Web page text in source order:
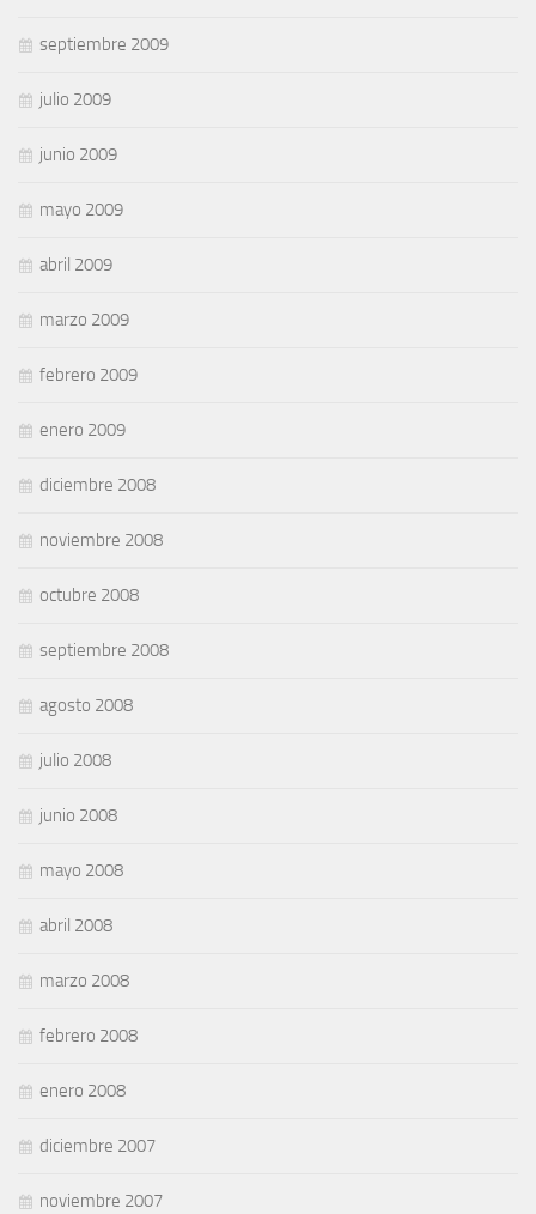
septiembre 2009
julio 2009
junio 2009
mayo 2009
abril 2009
marzo 2009
febrero 2009
enero 2009
diciembre 2008
noviembre 2008
octubre 2008
septiembre 2008
agosto 2008
julio 2008
junio 2008
mayo 2008
abril 2008
marzo 2008
febrero 2008
enero 2008
diciembre 2007
noviembre 2007